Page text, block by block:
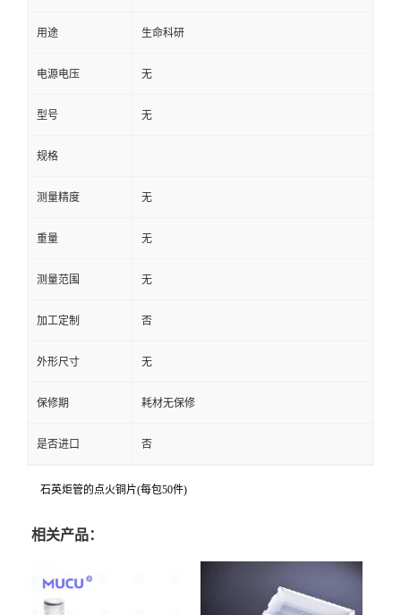
用途 生命科研
电源电压 无
型号 无
规格
测量精度 无
重量 无
测量范围 无
加工定制 否
外形尺寸 无
保修期 耗材无保修
是否进口 否
石英炬管的点火铜片(每包50件)
相关产品：